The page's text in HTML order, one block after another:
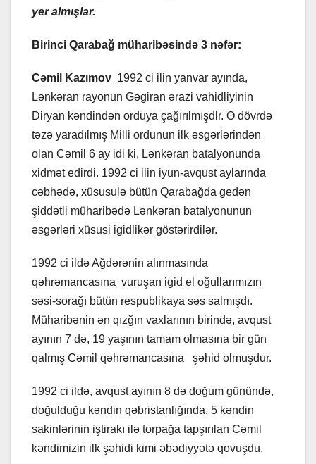
yer almışlar.
Birinci Qarabağ müharibəsində 3 nəfər:
Cəmil Kazımov 1992 ci ilin yanvar ayında,
Lənkəran rayonun Gəgiran ərazi vahidliyinin
Diryan kəndindən orduya çağırılmışdlr. O dövrdə
təzə yaradılmış Milli ordunun ilk əsgərlərindən
olan Cəmil 6 ay idi ki, Lənkəran batalyonunda
xidmət edirdi. 1992 ci ilin iyun-avqust aylarında
cəbhədə, xüsusulə bütün Qarabağda gedən
şiddətli müharibədə Lənkəran batalyonunun
əsgərləri xüsusi igidlikər göstərirdilər.
1992 ci ildə Ağdərənin alınmasında
qəhrəmancasına vuruşan igid el oğullarımızın
səsi-sorağı bütün respublikaya səs salmışdı.
Müharibənin ən qızğın vaxlarının birində, avqust
ayının 7 də, 19 yaşının tamam olmasına bir gün
qalmış Cəmil qəhrəmancasına şəhid olmuşdur.
1992 ci ildə, avqust ayının 8 də doğum günündə,
doğulduğu kəndin qəbristanlığında, 5 kəndin
sakinlərinin iştirakı ilə torpağa tapşırılan Cəmil
kəndimizin ilk şəhidi kimi əbədiyyətə qovuşdu.